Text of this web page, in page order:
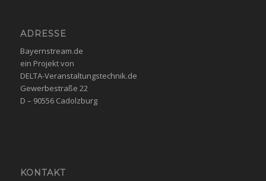
ADRESSE
Bayernstream.de
ein Projekt von
DELTA-Veranstaltungstechnik.de
Gewerbestraße 22
D – 90556 Cadolzburg
KONTAKT